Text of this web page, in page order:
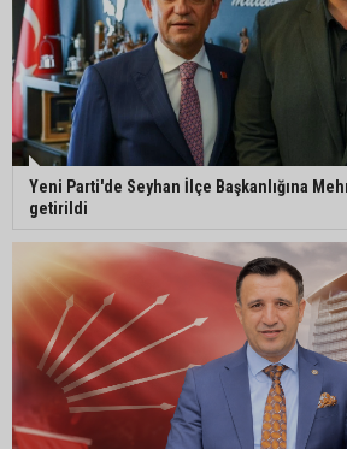
Yeni Parti'de Seyhan
Şahin Gümüş getirildi
Yeni Parti'de Seyhan İlçe Başkanlığına
getirildi